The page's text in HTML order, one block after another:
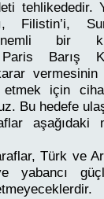
tehlikededir.
Filistin’i,
bir
Barış
etmek için
Bu hedefe
aşağıdaki
Türk ve
yabancı